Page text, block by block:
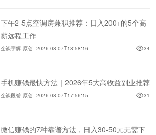
下午2-5点空调房兼职推荐：日入200+的5个高
薪远程工作
企谈宇辉 原创 2026-08-07T18:58:16 34
手机赚钱最快方法｜2026年5大高收益副业推荐
企谈段誉 原创 2026-08-07T17:56:15 31
微信赚钱的7种靠谱方法，日入30-50元无需下